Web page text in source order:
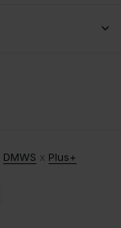
DMWS x Plus+